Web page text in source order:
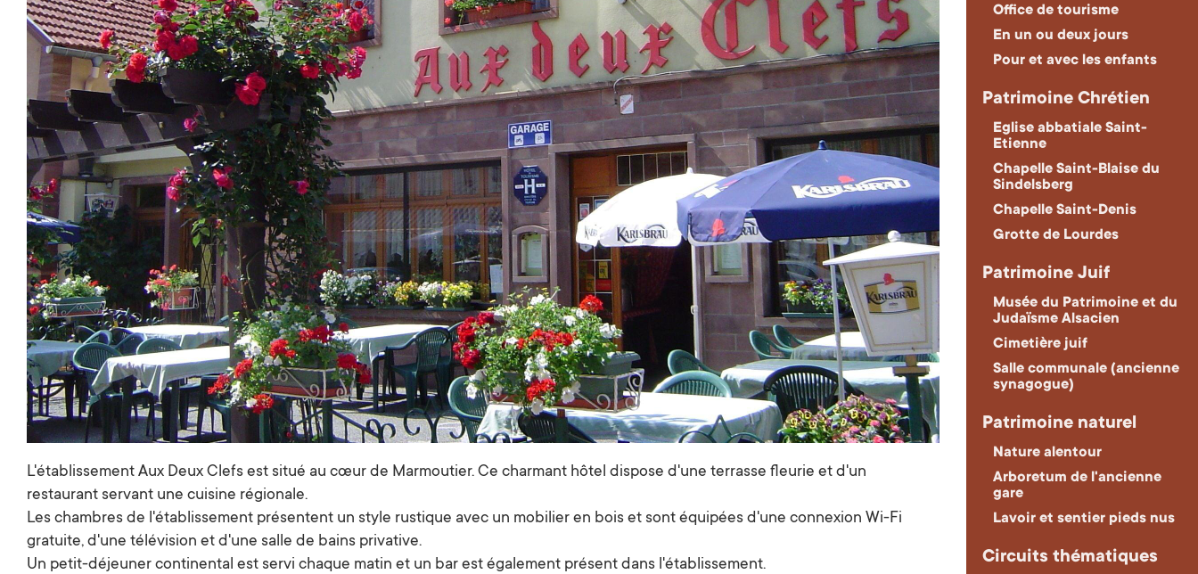
L'établissement Aux Deux Clefs est situé au cœur de Marmoutier. Ce charmant hôtel dispose d'une terrasse fleurie et d'un
restaurant servant une cuisine régionale.
Les chambres de l'établissement présentent un style rustique avec un mobilier en bois et sont équipées d'une connexion Wi-Fi
gratuite, d'une télévision et d'une salle de bains privative.
Un petit-déjeuner continental est servi chaque matin et un bar est également présent dans l'établissement.
Office de tourisme
En un ou deux jours
Pour et avec les enfants
Patrimoine Chrétien
Eglise abbatiale Saint-
Etienne
Chapelle Saint-Blaise du
Sindelsberg
Chapelle Saint-Denis
Grotte de Lourdes
Patrimoine Juif
Musée du Patrimoine et du
Judaïsme Alsacien
Cimetière juif
Salle communale (ancienne
synagogue)
Patrimoine naturel
Nature alentour
Arboretum de l'ancienne
gare
Lavoir et sentier pieds nus
Circuits thématiques